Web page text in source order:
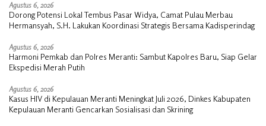
Agustus 6, 2026
Dorong Potensi Lokal Tembus Pasar Widya, Camat Pulau Merbau
Hermansyah, S.H. Lakukan Koordinasi Strategis Bersama Kadisperindag
Agustus 6, 2026
Harmoni Pemkab dan Polres Meranti: Sambut Kapolres Baru, Siap Gelar
Ekspedisi Merah Putih
Agustus 6, 2026
Kasus HIV di Kepulauan Meranti Meningkat Juli 2026, Dinkes Kabupaten
Kepulauan Meranti Gencarkan Sosialisasi dan Skrining